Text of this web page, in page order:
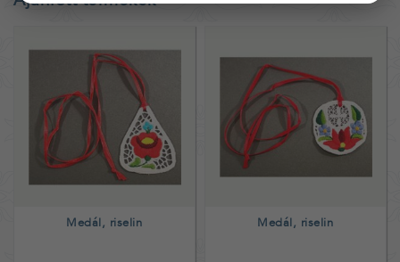
Medál, riselin Medál, riselin